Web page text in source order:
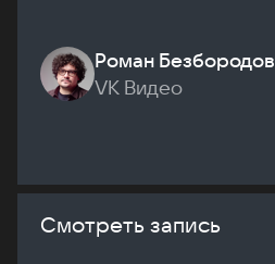
Роман Безбородов
VK Видео
Смотреть запись